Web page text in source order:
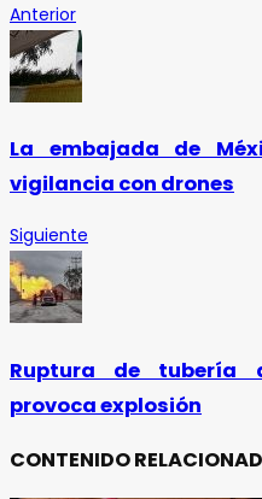
Anterior
La embajada de
vigilancia con drones
Siguiente
Ruptura de tubería
provoca explosión
CONTENIDO